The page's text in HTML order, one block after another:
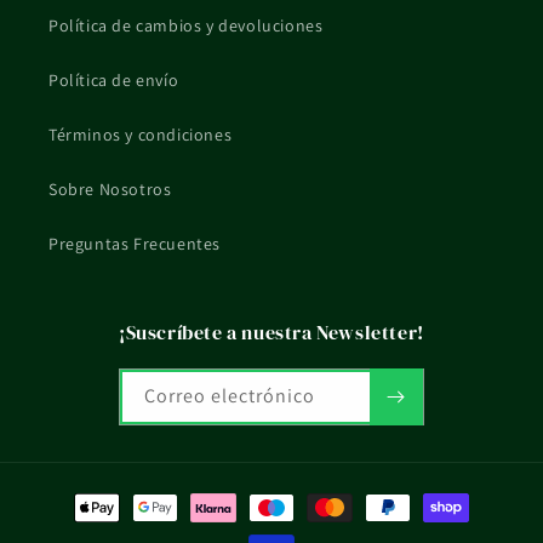
profesional sanitario.
La información de esta ficha es orientativa y no sustituye el
Política de cambios y devoluciones
Política de envío
Términos y condiciones
Sobre Nosotros
Preguntas Frecuentes
¡Suscríbete a nuestra Newsletter!
Correo electrónico
Formas